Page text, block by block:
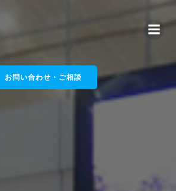
ツ
へ
ス
お問い合わせ・ご相談